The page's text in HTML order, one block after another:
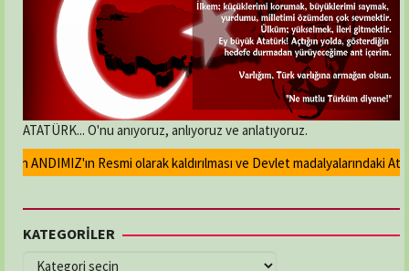
ATATÜRK... O'nu anıyoruz, anlıyoruz ve anlatıyoruz.
ANDIMIZ'ın Resmi olarak kaldırılması ve Devlet madalyalarındaki
KATEGORİLER
KATEGORİLER